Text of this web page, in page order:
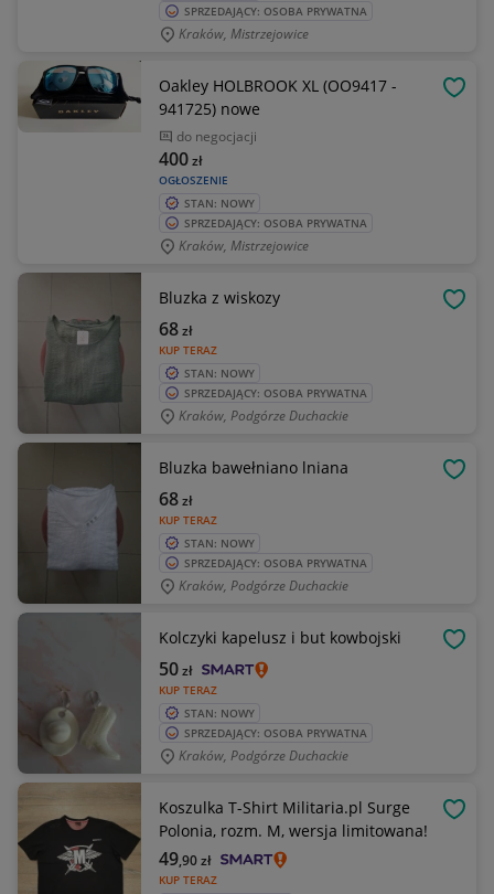
SPRZEDAJĄCY: OSOBA PRYWATNA
Kraków, Mistrzejowice
Oakley HOLBROOK XL (OO9417 -
941725) nowe
do negocjacji
OGŁOSZENIE
400zł
STAN: NOWY
SPRZEDAJĄCY: OSOBA PRYWATNA
Kraków, Mistrzejowice
Bluzka z wiskozy
KUP TERAZ
68zł
STAN: NOWY
SPRZEDAJĄCY: OSOBA PRYWATNA
Kraków, Podgórze Duchackie
Bluzka bawełniano lniana
KUP TERAZ
68zł
STAN: NOWY
SPRZEDAJĄCY: OSOBA PRYWATNA
Kraków, Podgórze Duchackie
Kolczyki kapelusz i but kowbojski
KUP TERAZ
50zł
STAN: NOWY
SPRZEDAJĄCY: OSOBA PRYWATNA
Kraków, Podgórze Duchackie
Koszulka T-Shirt Militaria.pl Surge
Polonia, rozm. M, wersja limitowana!
KUP TERAZ
49,90zł